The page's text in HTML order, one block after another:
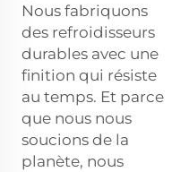
Nous fabriquons
des refroidisseurs
durables avec une
finition qui résiste
au temps. Et parce
que nous nous
soucions de la
planète, nous